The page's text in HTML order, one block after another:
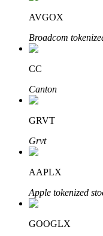
Mitra Bitrue
Afiliasi Bitrue
Hingga 65%
AVGOX
Broadcom
CC
Canton
GRVT
Grvt
AAPLX
Apple tokenized
GOOGLX